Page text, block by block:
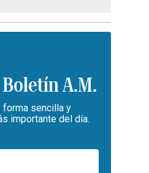
Boletín A.M.
sencilla y
importante del día.